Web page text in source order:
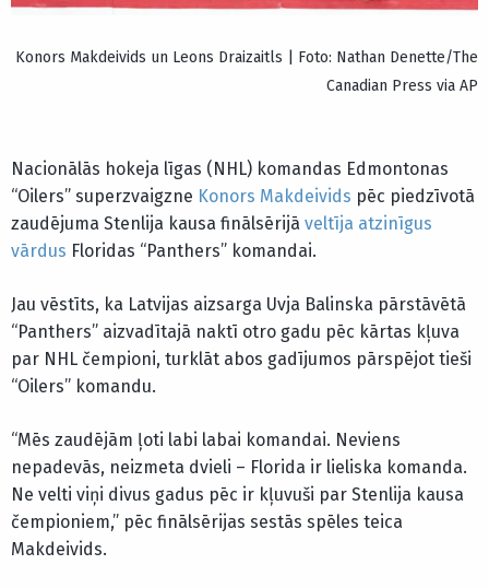
Konors Makdeivids un Leons Draizaitls | Foto: Nathan Denette/The
Canadian Press via AP
Nacionālās hokeja līgas (NHL) komandas Edmontonas
“Oilers” superzvaigzne Konors Makdeivids pēc piedzīvotā
zaudējuma Stenlija kausa finālsērijā veltīja atzinīgus
vārdus Floridas “Panthers” komandai.
Jau vēstīts, ka Latvijas aizsarga Uvja Balinska pārstāvētā
“Panthers” aizvadītajā naktī otro gadu pēc kārtas kļuva
par NHL čempioni, turklāt abos gadījumos pārspējot tieši
“Oilers” komandu.
“Mēs zaudējām ļoti labi labai komandai. Neviens
nepadevās, neizmeta dvieli – Florida ir lieliska komanda.
Ne velti viņi divus gadus pēc ir kļuvuši par Stenlija kausa
čempioniem,” pēc finālsērijas sestās spēles teica
Makdeivids.